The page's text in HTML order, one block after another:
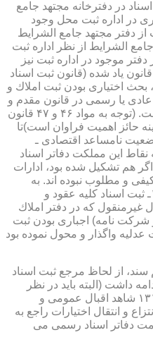
در دفترخانه مجتهد جامع
در اداره ثبت محل وجود
دفتر مجتهد جامع الشرایط
الشرایط از نظر اداره ثبت
موجود در اداره ثبت نیز
یاد شده (قانون ثبت اسناد
داشت، بحث اختیاری بودن ثبت املاك و
عادی یا رسمی در قانون مقدم و
اجباری شدن آن در قانون موخر است. (توجه به مواد ۴۶ و ۴۷ قانون
۱۳۱۰ در این زمینه حائز اهمیت فراوان است)تا
نامساعد اقتصادی ـ
نقاط این مملكت دفاتر اسناد
هم تشكیل شده بود، ادارات
و مطلوب نبوده اند. به
همین جهت قانونگذار در دو مورد (۱ـ ثبت اسناد كلیه عقود و
غیرمنقول كه در دفتر املاك
نامه و شركت نامه) اجباری بودن ثبت
عدلیه واگذار و محول نموده بود
تنظیم سند، از لحاظ مرجع ثبت اسناد
داشت (البته باید در نظر
داشت كه با نزدیك شدن به سال ۱۳۱۶ شاهد اقبال عمومی و
و انتقال اختیارات راجع به
دفاتر اسناد رسمی می